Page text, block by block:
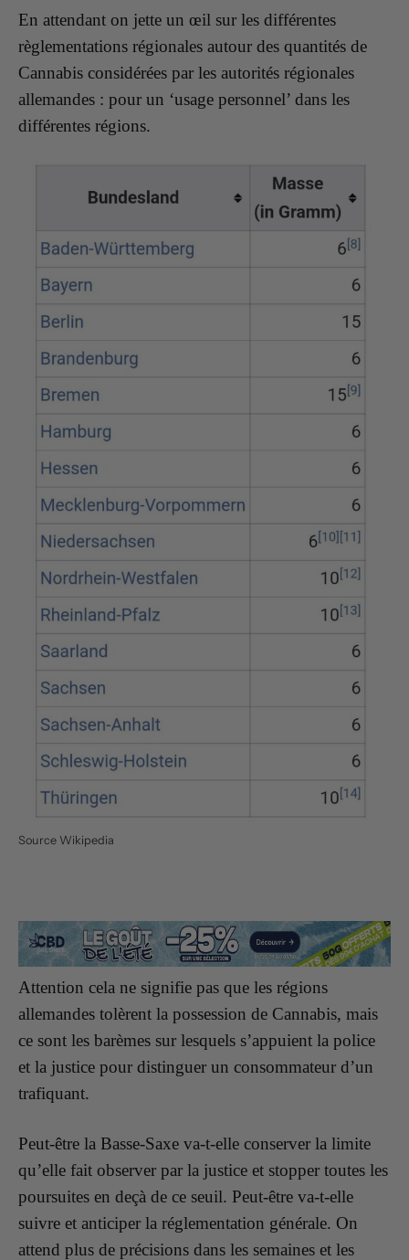
En attendant on jette un œil sur les différentes
règlementations régionales autour des quantités de
Cannabis considérées par les autorités régionales
allemandes : pour un ‘usage personnel’ dans les
différentes régions.
Source Wikipedia
Attention cela ne signifie pas que les régions
allemandes tolèrent la possession de Cannabis, mais
ce sont les barèmes sur lesquels s’appuient la police
et la justice pour distinguer un consommateur d’un
trafiquant.
Peut-être la Basse-Saxe va-t-elle conserver la limite
qu’elle fait observer par la justice et stopper toutes les
poursuites en deçà de ce seuil. Peut-être va-t-elle
suivre et anticiper la réglementation générale. On
attend plus de précisions dans les semaines et les